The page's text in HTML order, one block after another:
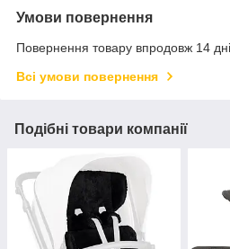
Умови повернення
Повернення товару впродовж 14
Всі умови повернення
Подібні товари компанії